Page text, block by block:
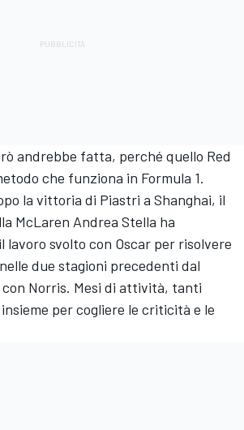
andrebbe fatta, perché quello Red
che funziona in Formula 1.
la vittoria di Piastri a Shanghai, il
McLaren Andrea Stella ha
svolto con Oscar per risolvere
due stagioni precedenti dal
Norris. Mesi di attività, tanti
per cogliere le criticità e le